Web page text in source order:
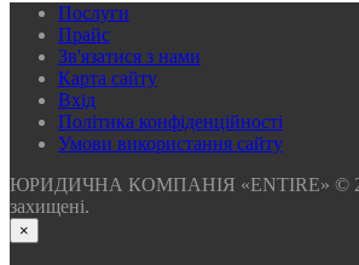
Послуги
Прайс
Зв'язатися з нами
Карта сайту
Вхід
Політика конфіденційності
Умови використання сайту
ЮРИДИЧНА КОМПАНІЯ «ENTIRE» ©
захищені.
×